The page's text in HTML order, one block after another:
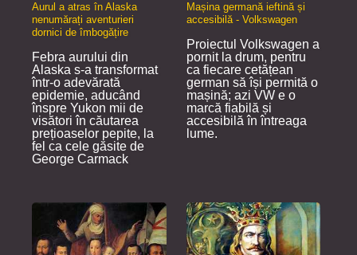
Aurul a atras în Alaska
nenumărați aventurieri
dornici de îmbogățire
Febra aurului din
Alaska s-a transformat
într-o adevărată
epidemie, aducând
înspre Yukon mii de
visători în căutarea
prețioaselor pepite, la
fel ca cele găsite de
George Carmack
Mașina germană ieftină și
accesibilă - Volkswagen
Proiectul Volkswagen a
pornit la drum, pentru
ca fiecare cetățean
german să își permită o
mașină; azi VW e o
marcă fiabilă și
accesibilă în întreaga
lume.